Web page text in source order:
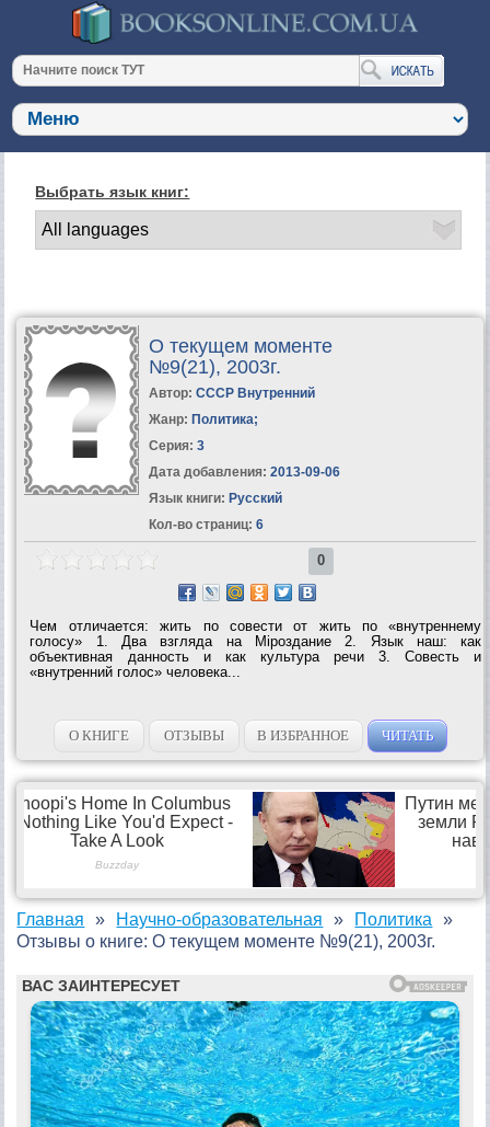
Выбрать язык книг:
О текущем моменте
№9(21), 2003г.
Автор: СССР Внутренний
Жанр: Политика;
Серия: 3
Дата добавления: 2013-09-06
Язык книги: Русский
Кол-во страниц: 6
0
Чем отличается: жить по совести от жить по «внутреннему
голосу» 1. Два взгляда на Мiроздание 2. Язык наш: как
объективная данность и как культура речи 3. Совесть и
«внутренний голос» человека...
О КНИГЕ ОТЗЫВЫ В ИЗБРАННОЕ ЧИТАТЬ
Главная Научно-образовательная
Политика
Отзывы о книге: О текущем моменте №9(21), 2003г.